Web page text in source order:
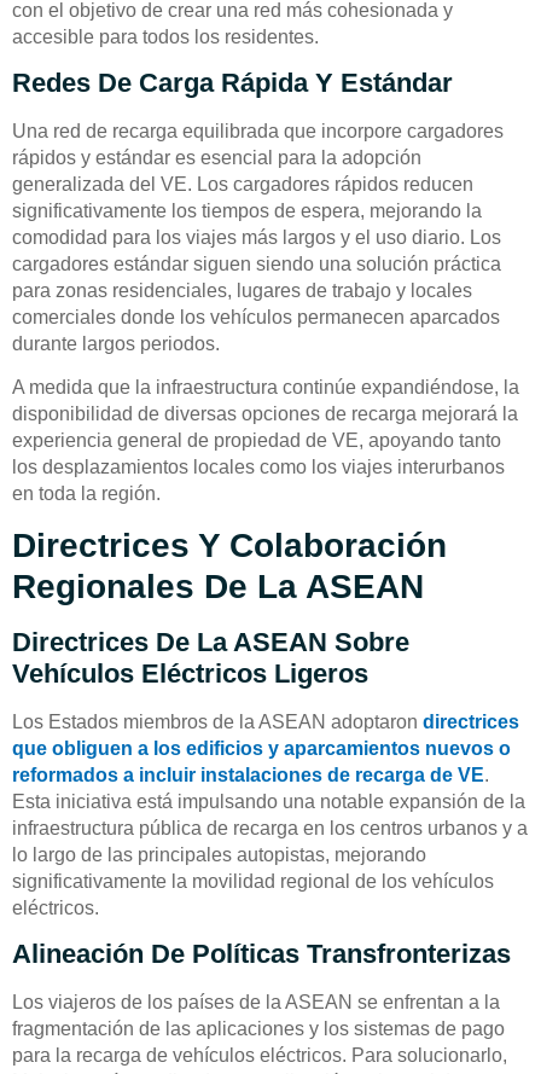
con el objetivo de crear una red más cohesionada y
accesible para todos los residentes.
Redes De Carga Rápida Y Estándar
Una red de recarga equilibrada que incorpore cargadores
rápidos y estándar es esencial para la adopción
generalizada del VE. Los cargadores rápidos reducen
significativamente los tiempos de espera, mejorando la
comodidad para los viajes más largos y el uso diario. Los
cargadores estándar siguen siendo una solución práctica
para zonas residenciales, lugares de trabajo y locales
comerciales donde los vehículos permanecen aparcados
durante largos periodos.
A medida que la infraestructura continúe expandiéndose, la
disponibilidad de diversas opciones de recarga mejorará la
experiencia general de propiedad de VE, apoyando tanto
los desplazamientos locales como los viajes interurbanos
en toda la región.
Directrices Y Colaboración
Regionales De La ASEAN
Directrices De La ASEAN Sobre
Vehículos Eléctricos Ligeros
Los Estados miembros de la ASEAN adoptaron directrices
que obliguen a los edificios y aparcamientos nuevos o
reformados a incluir instalaciones de recarga de VE.
Esta iniciativa está impulsando una notable expansión de la
infraestructura pública de recarga en los centros urbanos y a
lo largo de las principales autopistas, mejorando
significativamente la movilidad regional de los vehículos
eléctricos.
Alineación De Políticas Transfronterizas
Los viajeros de los países de la ASEAN se enfrentan a la
fragmentación de las aplicaciones y los sistemas de pago
para la recarga de vehículos eléctricos. Para solucionarlo,